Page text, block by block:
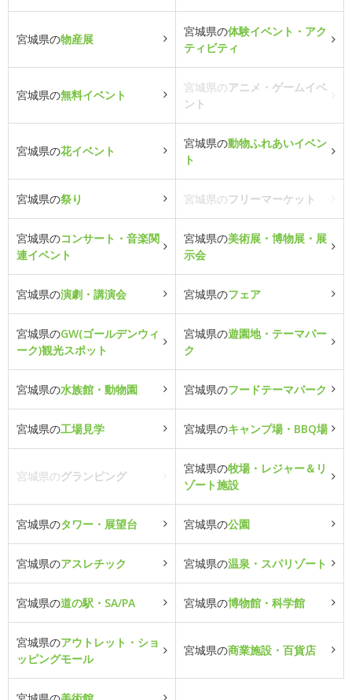
宮城県の物産展
宮城県の体験イベント・アク
ティビティ
宮城県の無料イベント
宮城県のアニメ・ゲームイベ
ント
宮城県の花イベント
宮城県の動物ふれあいイベン
ト
宮城県の祭り 宮城県のフリーマーケット
宮城県のコンサート・音楽関
連イベント
宮城県の美術展・博物展・展
示会
宮城県の演劇・講演会 宮城県のフェア
宮城県のGW(ゴールデンウィ
ーク)観光スポット
宮城県の遊園地・テーマパー
ク
宮城県の水族館・動物園 宮城県のフードテーマパーク
宮城県の工場見学 宮城県のキャンプ場・BBQ場
宮城県のグランピング
宮城県の牧場・レジャー＆リ
ゾート施設
宮城県のタワー・展望台 宮城県の公園
宮城県のアスレチック 宮城県の温泉・スパリゾート
宮城県の道の駅・SA/PA 宮城県の博物館・科学館
宮城県のアウトレット・ショ
ッピングモール
宮城県の商業施設・百貨店